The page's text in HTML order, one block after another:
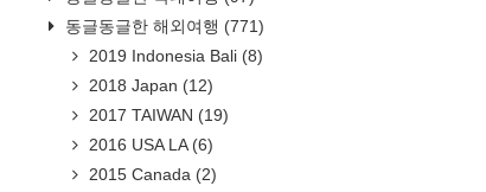
동글동글한 해외여행 (771)
2019 Indonesia Bali (8)
2018 Japan (12)
2017 TAIWAN (19)
2016 USA LA (6)
2015 Canada (2)